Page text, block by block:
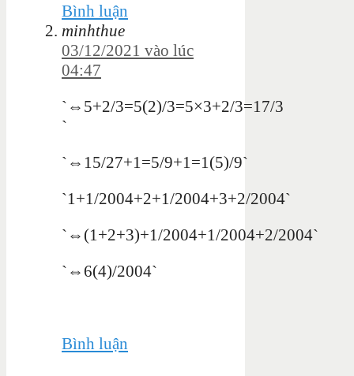
Bình luận
minhthue
03/12/2021 vào lúc
04:47
`⇔5+2/3=5(2)/3=5×3+2/3=17/3
`
`⇔15/27+1=5/9+1=1(5)/9`
`1+1/2004+2+1/2004+3+2/2004`
`⇔(1+2+3)+1/2004+1/2004+2/2004`
`⇔6(4)/2004`
Bình luận